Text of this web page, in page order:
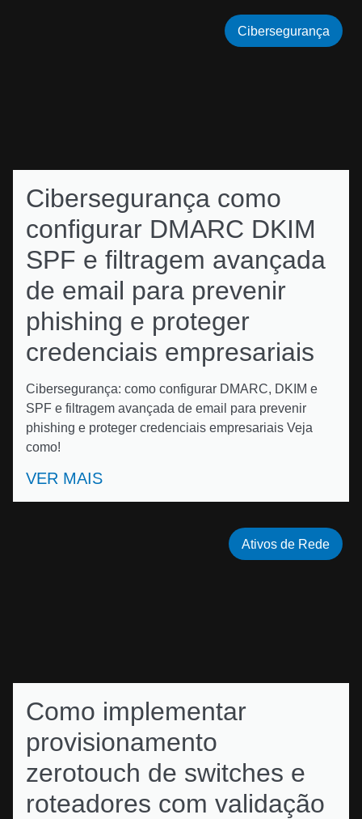
Cibersegurança como
configurar DMARC DKIM
SPF e filtragem avançada
de email para prevenir
phishing e proteger
credenciais empresariais
Cibersegurança: como configurar DMARC, DKIM e
SPF e filtragem avançada de email para prevenir
phishing e proteger credenciais empresariais Veja
como!
VER MAIS
Cibersegurança
Como implementar
provisionamento
zerotouch de switches e
roteadores com validação
Ativos de Rede